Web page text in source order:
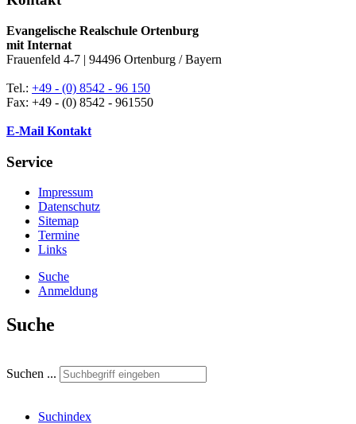
Evangelische Realschule Ortenburg
mit Internat
Frauenfeld 4-7 | 94496 Ortenburg / Bayern
Tel.: +49 - (0) 8542 - 96 150
Fax: +49 - (0) 8542 - 961550
E-Mail Kontakt
Service
Impressum
Datenschutz
Sitemap
Termine
Links
Suche
Anmeldung
Suche
Suchen ...
Suchindex